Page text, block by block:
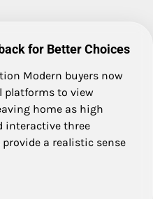
for Better Choices
Modern buyers now
to view
home as high
interactive three
a realistic sense